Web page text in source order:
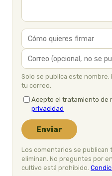
Solo se publica este nombre.
tu correo.
Acepto el tratamiento de
privacidad
Enviar
Los comentarios se publican
eliminan. No preguntes por
cultivo está prohibido.